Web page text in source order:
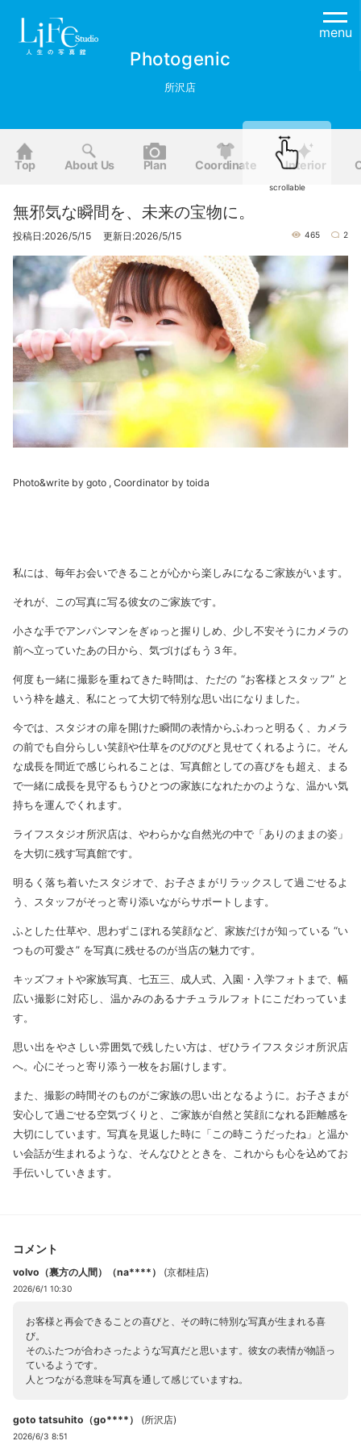
menu
Photogenic
所沢店
Top About Us Plan Coordinate Interior
scrollable
無邪気な瞬間を、未来の宝物に。
投稿日:2026/5/15 更新日:2026/5/15 465 2
Photo&write by goto , Coordinator by toida
私には、毎年お会いできることが心から楽しみになるご家族がいます。
それが、この写真に写る彼女のご家族です。
小さな手でアンパンマンをぎゅっと握りしめ、少し不安そうにカメラの
前へ立っていたあの日から、気づけばもう３年。
何度も一緒に撮影を重ねてきた時間は、ただの “お客様とスタッフ” と
いう枠を越え、私にとって大切で特別な思い出になりました。
今では、スタジオの扉を開けた瞬間の表情からふわっと明るく、カメラ
の前でも自分らしい笑顔や仕草をのびのびと見せてくれるように。そん
な成長を間近で感じられることは、写真館としての喜びをも超え、まる
で一緒に成長を見守るもうひとつの家族になれたかのような、温かい気
持ちを運んでくれます。
ライフスタジオ所沢店は、やわらかな自然光の中で「ありのままの姿」
を大切に残す写真館です。
明るく落ち着いたスタジオで、お子さまがリラックスして過ごせるよ
う、スタッフがそっと寄り添いながらサポートします。
ふとした仕草や、思わずこぼれる笑顔など、家族だけが知っている “い
つもの可愛さ” を写真に残せるのが当店の魅力です。
キッズフォトや家族写真、七五三、成人式、入園・入学フォトまで、幅
広い撮影に対応し、温かみのあるナチュラルフォトにこだわっていま
す。
思い出をやさしい雰囲気で残したい方は、ぜひライフスタジオ所沢店
へ。心にそっと寄り添う一枚をお届けします。
また、撮影の時間そのものがご家族の思い出となるように。お子さまが
安心して過ごせる空気づくりと、ご家族が自然と笑顔になれる距離感を
大切にしています。写真を見返した時に「この時こうだったね」と温か
い会話が生まれるような、そんなひとときを、これからも心を込めてお
手伝いしていきます。
コメント
volvo（裏方の人間）（na****） (京都桂店)
2026/6/1 10:30
お客様と再会できることの喜びと、その時に特別な写真が生まれる喜
び。
そのふたつが合わさったような写真だと思います。彼女の表情が物語っ
ているようです。
人とつながる意味を写真を通して感じていますね。
goto tatsuhito（go****） (所沢店)
2026/6/3 8:51